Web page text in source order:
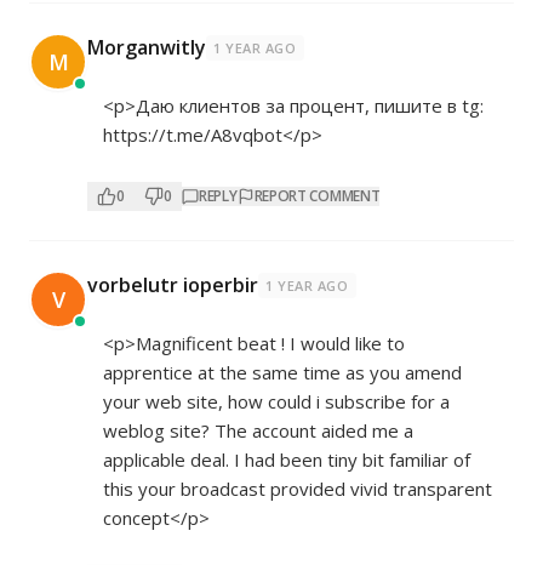
M Morganwitly 1 YEAR AGO
<p>Даю клиентов за процент, пишите в tg:
https://t.me/A8vqbot</p>
0 0 REPLY REPORT COMMENT
V vorbelutr ioperbir 1 YEAR AGO
<p>Magnificent beat ! I would like to
apprentice at the same time as you amend
your web site, how could i subscribe for a
weblog site? The account aided me a
applicable deal. I had been tiny bit familiar of
this your broadcast provided vivid transparent
concept</p>